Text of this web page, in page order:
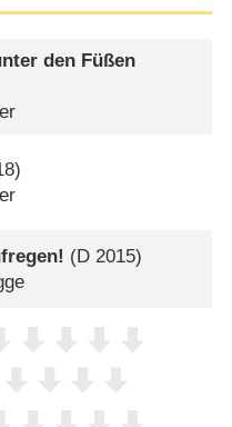
den Füßen
(D 2015)